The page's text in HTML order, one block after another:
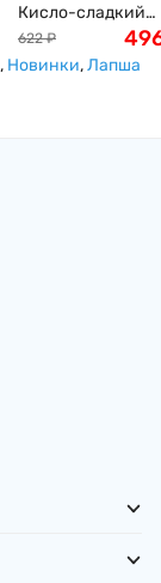
Кисло-сладкий
соус AROY-D,
622 ₽
, Новинки,Лапша